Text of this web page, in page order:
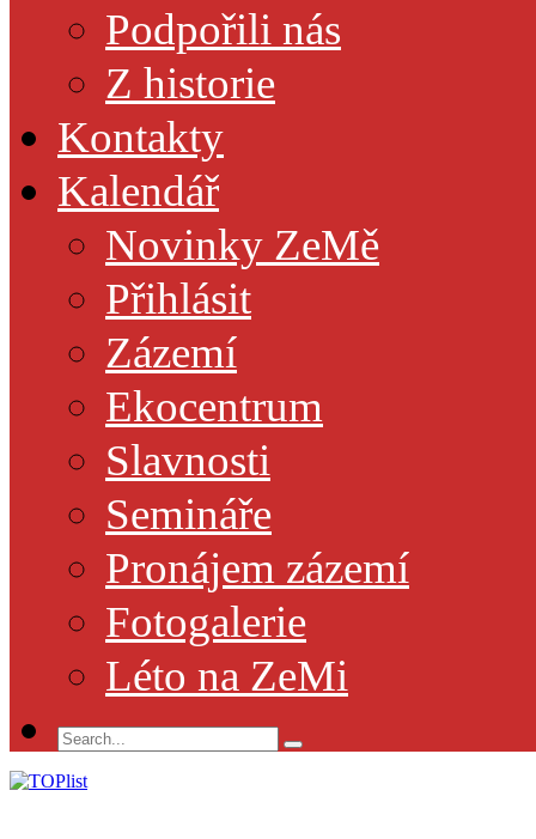
Podpořili nás
Z historie
Kontakty
Kalendář
Novinky ZeMě
Přihlásit
Zázemí
Ekocentrum
Slavnosti
Semináře
Pronájem zázemí
Fotogalerie
Léto na ZeMi